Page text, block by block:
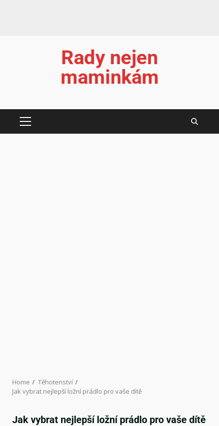
Rady nejen
maminkám
Home
Těhotenství
Jak vybrat nejlepší ložní prádlo pro vaše dítě
Jak vybrat nejlepší ložní prádlo pro vaše dítě